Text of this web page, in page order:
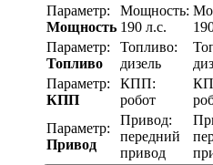
Параметр:
Мощность
Мощность:
190 л.с.
Параметр:
Топливо
Топливо:
дизель
Параметр:
КПП
КПП:
робот
Параметр:
Привод
Привод:
передний
привод